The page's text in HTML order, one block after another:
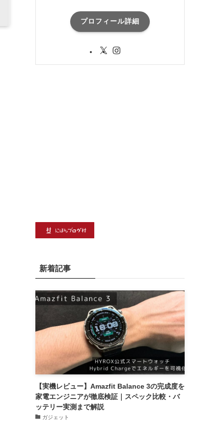
プロフィール詳細
新着記事
【実機レビュー】Amazfit Balance 3の完成度を
家電エンジニアが徹底検証｜スペック比較・バ
ッテリー実測まで解説
ガジェット